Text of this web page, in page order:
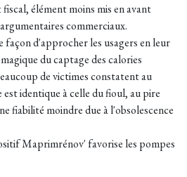
élément moins mis en avant
commerciaux.
façon d'approcher les usagers en leur
du captage des calories
de victimes constatent au
identique à celle du fioul, au pire
fiabilité moindre due à l'obsolescence
Maprimrénov' favorise les pompes